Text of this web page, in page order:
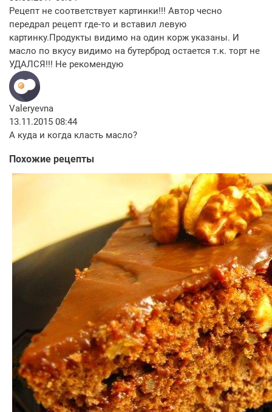
Рецепт не соответствует картинки!!! Автор чесно
передрал рецепт где-то и вставил левую
картинку.Продукты видимо на один корж указаны. И
масло по вкусу видимо на бутерброд остается т.к. торт не
УДАЛСЯ!!! Не рекомендую
Valeryevna
13.11.2015 08:44
А куда и когда класть масло?
Похожие рецепты